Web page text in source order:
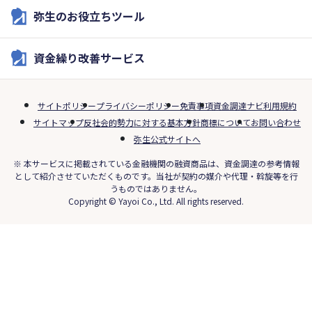
弥生のお役立ちツール
資金繰り改善サービス
サイトポリシープライバシーポリシー免責事項資金調達ナビ利用規約
サイトマップ反社会的勢力に対する基本方針商標についてお問い合わせ
弥生公式サイトへ
※ 本サービスに掲載されている金融機関の融資商品は、資金調達の参考情報
として紹介させていただくものです。当社が契約の媒介や代理・斡旋等を行
うものではありません。
Copyright © Yayoi Co., Ltd. All rights reserved.